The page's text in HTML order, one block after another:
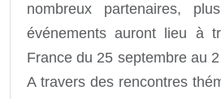
nombreux partenaires,
événements auront lieu à
France du 25 septembre au
A travers des rencontres